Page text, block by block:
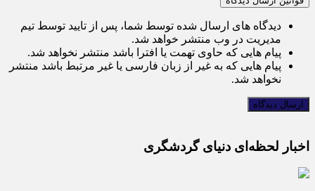
دیدگاه های ارسال شده توسط شما، پس از تایید توسط تیم
مدیریت در وب منتشر خواهد شد.
پیام هایی که حاوی تهمت یا افترا باشد منتشر نخواهد شد.
پیام هایی که به غیر از زبان فارسی یا غیر مرتبط باشد منتشر
نخواهد شد.
اخبار لحظه‌ای دنیای گردشگری